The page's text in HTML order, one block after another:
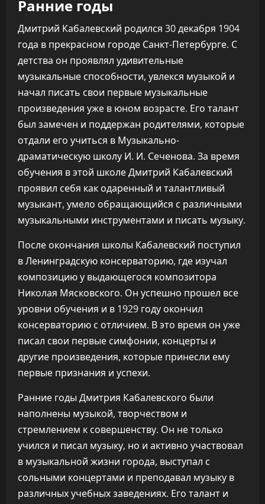
Ранние годы
Дмитрий Кабалевский родился 30 декабря 1904
года в прекрасном городе Санкт-Петербурге. С
детства он проявлял удивительные
музыкальные способности, увлекся музыкой и
начал писать свои первые музыкальные
произведения уже в юном возрасте. Его талант
был замечен и поддержан родителями, которые
отдали его учиться в Музыкально-
драматическую школу И. И. Сеченова. За время
обучения в этой школе Дмитрий Кабалевский
проявил себя как одаренный и талантливый
музыкант, умело обращающийся с различными
музыкальными инструментами и писать музыку.
После окончания школы Кабалевский поступил
в Ленинградскую консерваторию, где изучал
композицию у выдающегося композитора
Николая Мясковского. Он успешно прошел все
уровни обучения и в 1929 году окончил
консерваторию с отличием. В это время он уже
писал свои первые симфонии, концерты и
другие произведения, которые принесли ему
первые признания и успехи.
Ранние годы Дмитрия Кабалевского были
наполнены музыкой, творчеством и
стремлением к совершенству. Он не только
учился и писал музыку, но и активно участвовал
в музыкальной жизни города, выступал с
сольными концертами и преподавал музыку в
различных учебных заведениях. Его талант и